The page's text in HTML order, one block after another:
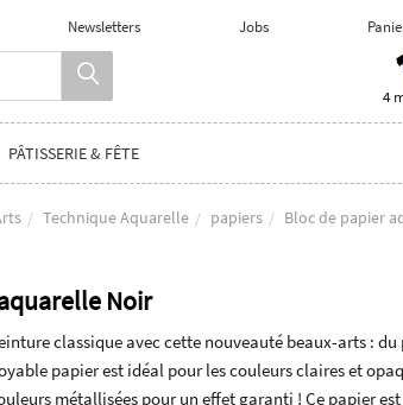
Newsletters Jobs
4
PÂTISSERIE & FÊTE
Technique Aquarelle papiers Bloc de papier
Noir
classique avec cette nouveauté beaux-arts :
papier est idéal pour les couleurs claires et
métallisées pour un effet garanti ! Ce papier